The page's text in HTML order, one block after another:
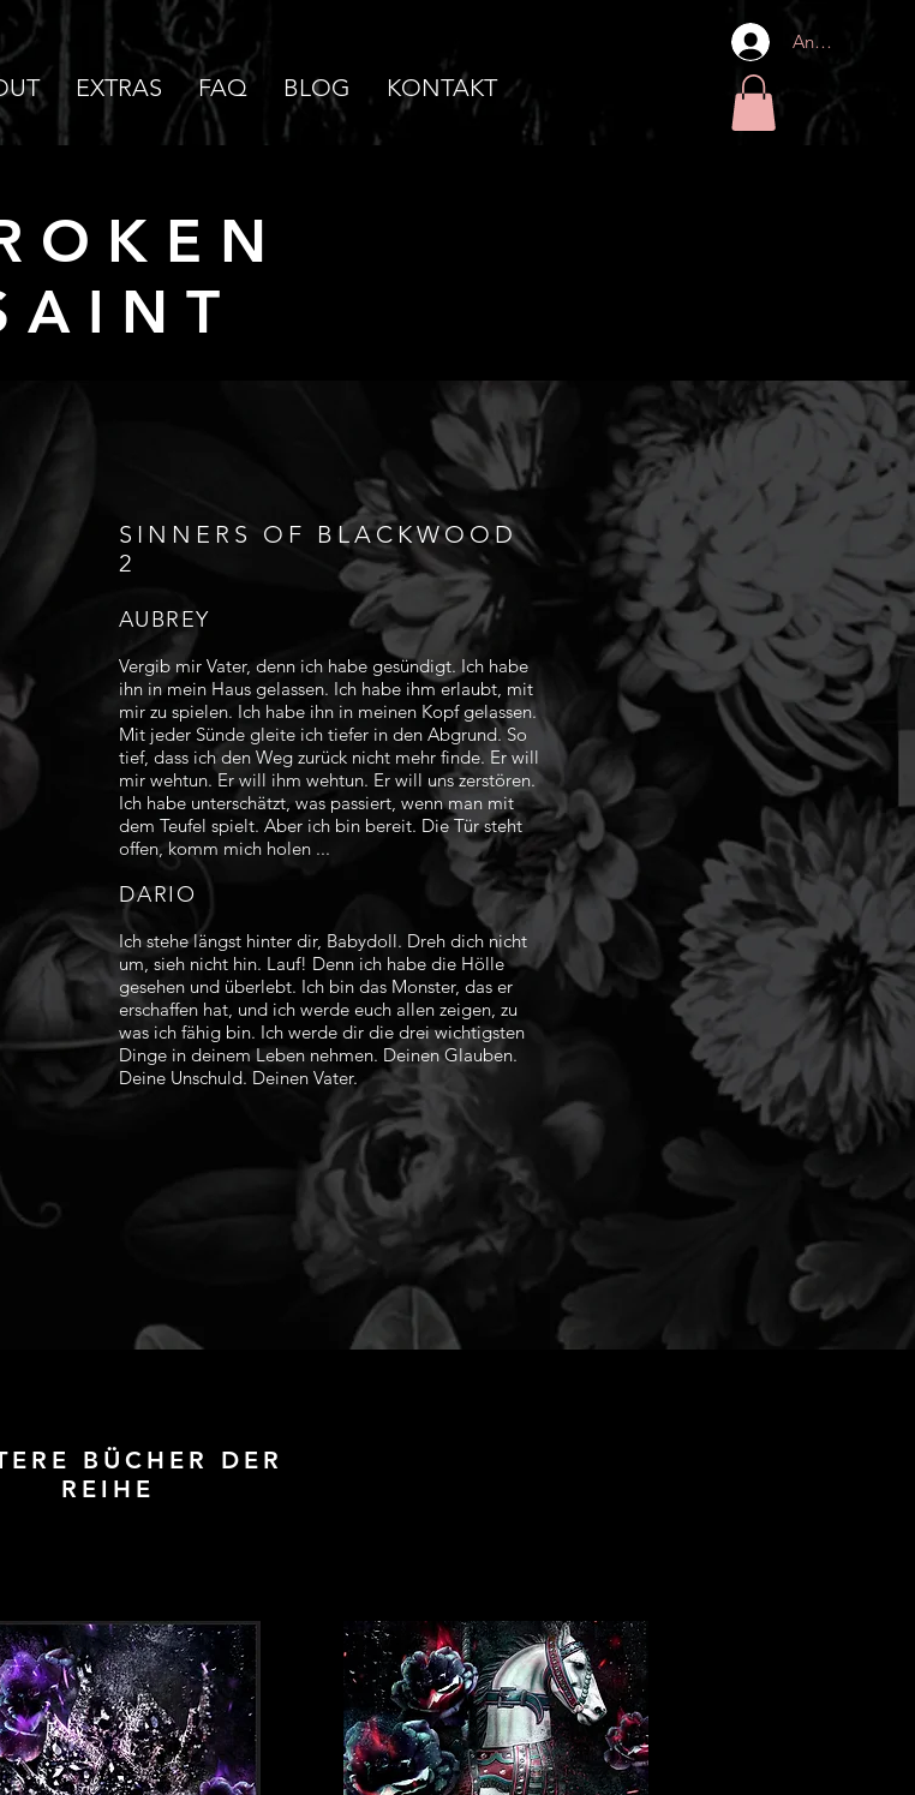
EXTRAS FAQ BLOG KONTAKT
Anmelden
SINNERS OF BLACKWOOD
2
AUBREY
Vergib mir Vater, denn ich habe gesündigt. Ich habe
ihn in mein Haus gelassen. Ich habe ihm erlaubt, mit
mir zu spielen. Ich habe ihn in meinen Kopf gelassen.
Mit jeder Sünde gleite ich tiefer in den Abgrund. So
tief, dass ich den Weg zurück nicht mehr finde. Er will
mir wehtun. Er will ihm wehtun. Er will uns zerstören.
Ich habe unterschätzt, was passiert, wenn man mit
dem Teufel spielt. Aber ich bin bereit. Die Tür steht
offen, komm mich holen ...
DARIO
Ich stehe längst hinter dir, Babydoll. Dreh dich nicht
um, sieh nicht hin. Lauf! Denn ich habe die Hölle
gesehen und überlebt. Ich bin das Monster, das er
erschaffen hat, und ich werde euch allen zeigen, zu
was ich fähig bin. Ich werde dir die drei wichtigsten
Dinge in deinem Leben nehmen. Deinen Glauben.
Deine Unschuld. Deinen Vater.
BÜCHER DER
REIHE